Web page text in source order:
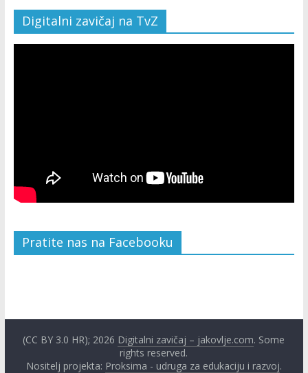
Digitalni zavičaj na TvZ
Pratite nas na Facebooku
(CC BY 3.0 HR); 2026 Digitalni zavičaj – jakovlje.com. Some
rights reserved.
Nositelj projekta: Proksima - udruga za edukaciju i razvoj.